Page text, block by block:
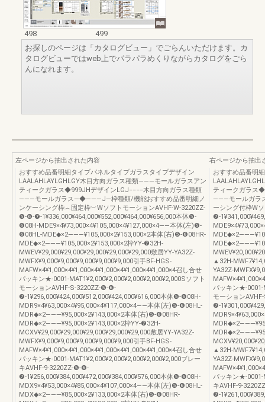
498
499
お探しのページは「カタログビュー」でごらんいただけます。カ
タログビューではweb上でパラパラめくりながらカタログをごら
んになれます。
左ページから抽出された内容
おすすめ品番明細タイプパネルタイプガラスタイプデザイン
LAALAHLAYLGHLGY木目方向ガラス種類―――モールガラスアン
ティークガラス◆999JHデザインLGJ−−−−木目方向ガラス種類
―――モールガラス―◆―――J―枠種類/機能おすすめ品番明細ノ
ンケーシング枠︵固定枠︶WソフトモーションAVHF-W-3220ZZ-
❺-❻-❼-1¥336,000¥464,000¥552,000¥464,000¥656,000本体❺-
❻08H-MDE9×4¥73,000×4¥105,000×4¥127,000×4――本体(左)❺-
❻08HL-MDE◆×2―――¥105,000×2¥153,000×2本体(右)❺-❻08HR-
MDE◆×2―――¥105,000×2¥153,000×2枠YY-❼32H-
MWEV¥29,000¥29,000¥29,000¥29,000¥29,000敷居YY-YA32Z-
MWFX¥9,000¥9,000¥9,000¥9,000¥9,000引手BF-HGS-
MAFW×4¥1,000×4¥1,000×4¥1,000×4¥1,000×4¥1,000×4召し合せ
パッキン★-0001-MAT1¥2,000¥2,000¥2,000¥2,000¥2,000Sソフト
モーションAVHF-S-3220ZZ-❺-❻-
❼-1¥296,000¥424,000¥512,000¥424,000¥616,000本体❺-❻08H-
MDR9×4¥63,000×4¥95,000×4¥117,000×4――本体(左)❺-❻08HL-
MDR◆×2―――¥95,000×2¥143,000×2本体(右)❺-❻08HR-
MDR◆×2―――¥95,000×2¥143,000×2枠YY-❼32H-
MCXV¥29,000¥29,000¥29,000¥29,000¥29,000敷居YY-YA32Z-
MWFX¥9,000¥9,000¥9,000¥9,000¥9,000引手BF-HGS-
MAFW×4¥1,000×4¥1,000×4¥1,000×4¥1,000×4¥1,000×4召し合せ
パッキン★-0001-MAT1¥2,000¥2,000¥2,000¥2,000¥2,000ブレー
キAVHF-9-3220ZZ-❺-❻-
❼-1¥256,000¥384,000¥472,000¥384,000¥576,000本体❺-❻08H-
MDX9×4¥53,000×4¥85,000×4¥107,000×4――本体(左)❺-❻08HL-
MDX◆×2―――¥85,000×2¥133,000×2本体(右)❺-❻08HR-
右ページから抽出
おすすめ品番明
ティークガラス
―――モールガラ
ーシング付枠W
❼-
▲32H-
YA32Z-
パッキン★-0001-
モーション
❼-
▲32H-
YA32Z-
パッキン★-0001-
キAVHF-9-
❼-